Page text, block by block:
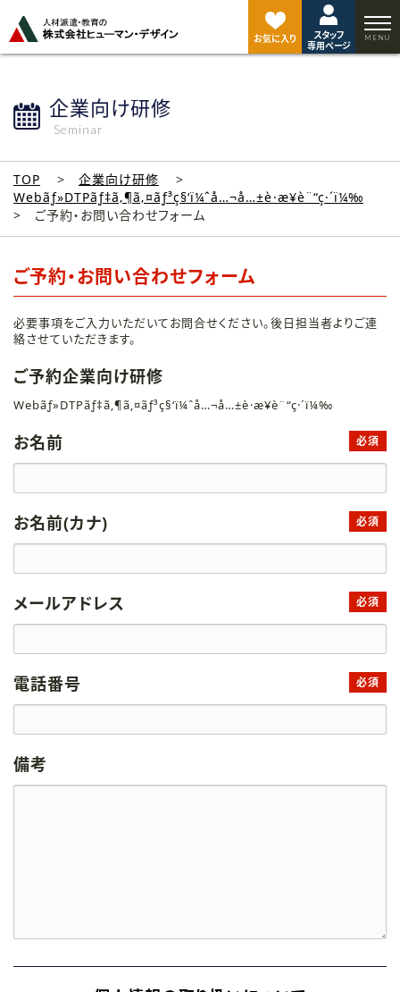
お気に入り
スタッフ
専用ページ
企業向け研修
Seminar
TOP
企業向け研修
Webãƒ»DTPãƒ‡ã‚¶ã‚¤ãƒ³ç§‘ï¼ˆå…¬å…±è·æ¥­è¨“ç·´ï¼‰
ご予約・お問い合わせフォーム
ご予約・お問い合わせフォーム
必要事項をご入力いただいてお問合せください。後日担当者よりご連
絡させていただきます。
ご予約企業向け研修
Webãƒ»DTPãƒ‡ã‚¶ã‚¤ãƒ³ç§‘ï¼ˆå…¬å…±è·æ¥­è¨“ç·´ï¼‰
お名前 必須
お名前(カナ) 必須
メールアドレス 必須
電話番号 必須
備考
ジ
ト